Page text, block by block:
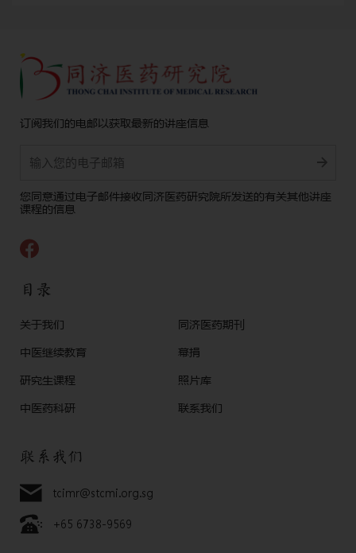
订阅我们的电邮以获取最新的讲座信息
Alternative:
您同意通过电子邮件接收同济医药研究院所发送的有关其他讲座
课程的信息
目录
关于我们
中医继续教育
研究生课程
中医药科研
同济医药期刊
幕捐
照片库
联系我们
联系我们
tcimr@stcmi.org.sg
+65 6738-9569